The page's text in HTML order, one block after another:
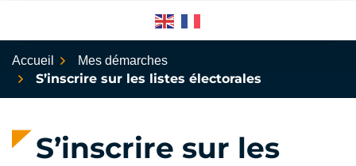
Accueil
Mes démarches
S’inscrire sur les listes électorales
S’inscrire sur les